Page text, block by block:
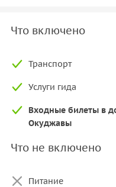
Что включено
Транспорт
Услуги гида
Входные билеты в
Окуджавы
Что не включено
Питание